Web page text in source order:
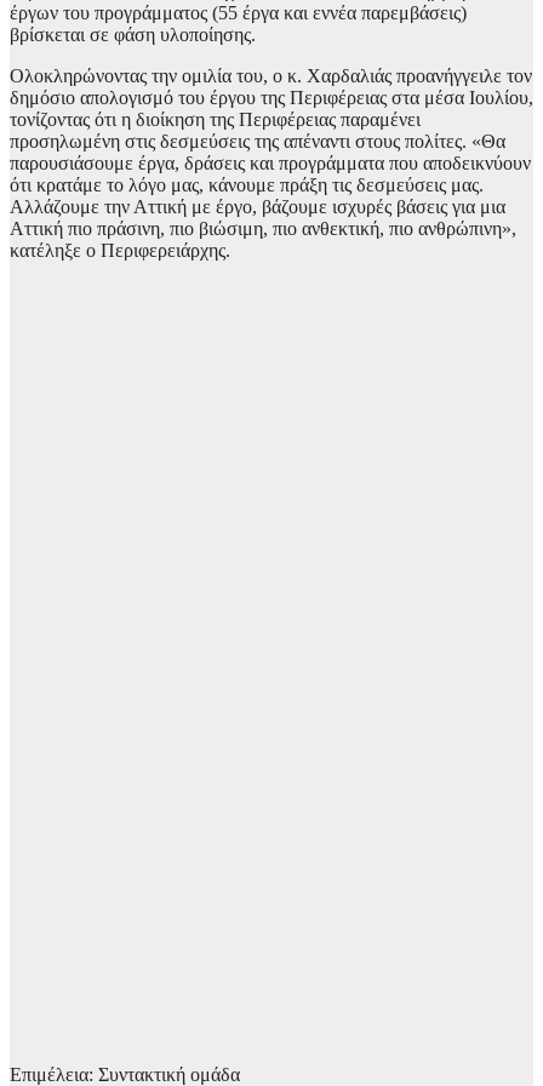
έργων του προγράμματος (55 έργα και εννέα παρεμβάσεις)
βρίσκεται σε φάση υλοποίησης.
Ολοκληρώνοντας την ομιλία του, ο κ. Χαρδαλιάς προανήγγειλε τον
δημόσιο απολογισμό του έργου της Περιφέρειας στα μέσα Ιουλίου,
τονίζοντας ότι η διοίκηση της Περιφέρειας παραμένει
προσηλωμένη στις δεσμεύσεις της απέναντι στους πολίτες. «Θα
παρουσιάσουμε έργα, δράσεις και προγράμματα που αποδεικνύουν
ότι κρατάμε το λόγο μας, κάνουμε πράξη τις δεσμεύσεις μας.
Αλλάζουμε την Αττική με έργο, βάζουμε ισχυρές βάσεις για μια
Αττική πιο πράσινη, πιο βιώσιμη, πιο ανθεκτική, πιο ανθρώπινη»,
κατέληξε ο Περιφερειάρχης.
Επιμέλεια: Συντακτική ομάδα